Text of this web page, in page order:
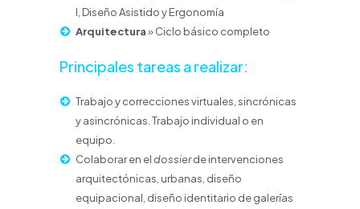
I, Diseño Asistido y Ergonomía
Arquitectura» Ciclo básico completo
Principales tareas a realizar:
Trabajo y correcciones virtuales, sincrónicas
y asincrónicas. Trabajo individual o en
equipo.
Colaborar en eldossierde intervenciones
arquitectónicas, urbanas, diseño
equipacional, diseño identitario de galerías